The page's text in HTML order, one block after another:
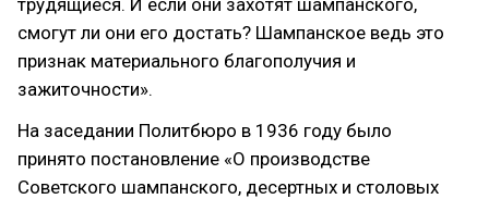
трудящиеся. И если они захотят шампанского,
смогут ли они его достать? Шампанское ведь это
признак материального благополучия и
зажиточности».
На заседании Политбюро в 1936 году было
принято постановление «О производстве
Советского шампанского, десертных и столовых